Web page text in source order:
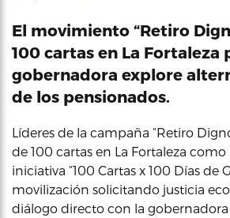
El movimiento “Retiro
100 cartas en La Fortaleza
gobernadora explore
de los pensionados.
Líderes de la campaña “Retiro
de 100 cartas en La Fortaleza
iniciativa “100 Cartas x 100 Días de
movilización solicitando justicia
diálogo directo con la